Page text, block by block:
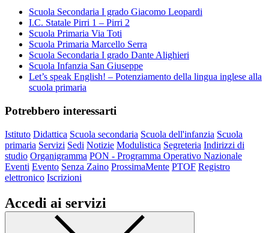
Scuola Secondaria I grado Giacomo Leopardi
I.C. Statale Pirri 1 – Pirri 2
Scuola Primaria Via Toti
Scuola Primaria Marcello Serra
Scuola Secondaria I grado Dante Alighieri
Scuola Infanzia San Giuseppe
Let’s speak English! – Potenziamento della lingua inglese alla
scuola primaria
Potrebbero interessarti
Istituto Didattica Scuola secondaria Scuola dell'infanzia Scuola
primaria Servizi Sedi Notizie Modulistica Segreteria Indirizzi di
studio Organigramma PON - Programma Operativo Nazionale
Eventi Evento Senza Zaino ProssimaMente PTOF Registro
elettronico Iscrizioni
Accedi ai servizi